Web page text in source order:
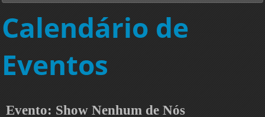
Calendário de
Eventos
Evento: Show Nenhum de Nós